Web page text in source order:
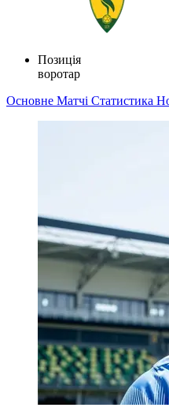
Позиція
воротар
Основне Матчі Статистика